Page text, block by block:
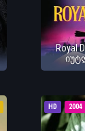
Royal
HD 2004